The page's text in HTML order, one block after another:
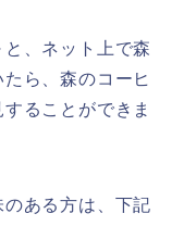
、ネット上で森
ら、森のコーヒ
ることができま
ある方は、下記